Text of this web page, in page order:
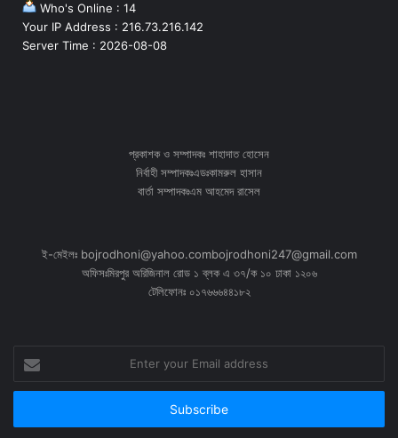
Who's Online : 14
Your IP Address : 216.73.216.142
Server Time : 2026-08-08
প্রকাশক ও সম্পাদকঃ শাহাদাত হোসেন
নির্বাহী সম্পাদকঃএডঃকামরুল হাসান
বার্তা সম্পাদকঃএম আহমেদ রাসেল
ই-মেইলঃ bojrodhoni@yahoo.combojrodhoni247@gmail.com
অফিসঃমিরপুর অরিজিনাল রোড ১ ব্লক এ ৩৭/ক ১০ ঢাকা ১২০৬
টেলিফোনঃ ০১৭৬৬৬৪৪১৮২
your
Email